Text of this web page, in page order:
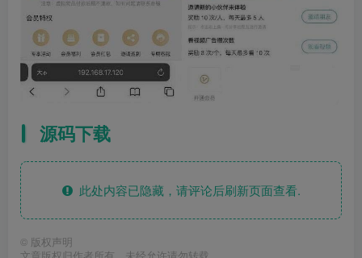
源码下载
此处内容已隐藏，请评论后刷新页面查看.
© 版权声明